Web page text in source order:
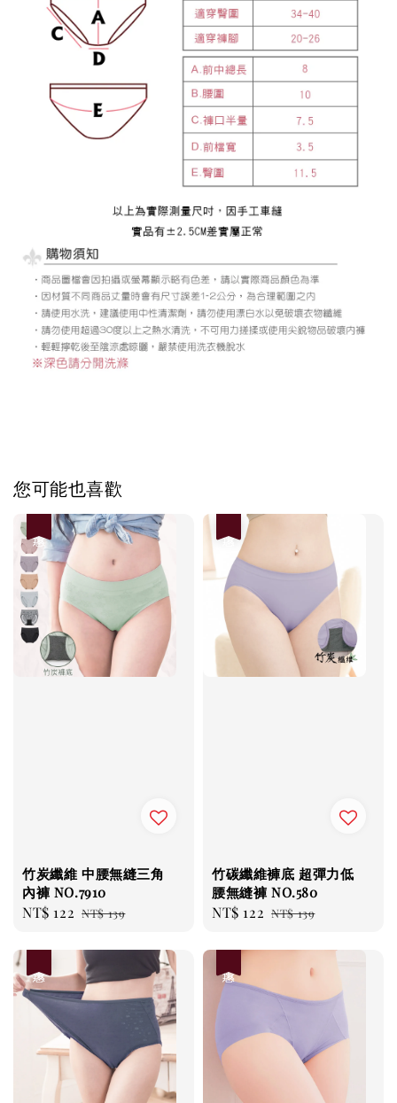
您可能也喜歡
竹炭纖維 中腰無縫三角
內褲 NO.7910
Sale
NT$ 122 Regular
NT$ 139
竹碳纖維褲底 超彈力低
腰無縫褲 NO.580
Sale
NT$ 122 Regular
NT$ 139